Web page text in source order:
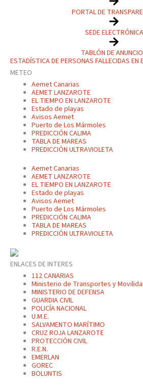
PORTAL DE
SEDE ELECTRÓNICA
TABLÓN DE
ESTADÍSTICA DE PERSONAS FALLECIDAS EN
METEO
Aemet Canarias
AEMET LANZAROTE
EL TIEMPO EN LANZAROTE
Estado de playas
Avisos Aemet
Puerto de Los Mármoles
PREDICCIÓN CALIMA
TABLA DE MAREAS
PREDICCIÓN ULTRAVIOLETA
Aemet Canarias
AEMET LANZAROTE
EL TIEMPO EN LANZAROTE
Estado de playas
Avisos Aemet
Puerto de Los Mármoles
PREDICCIÓN CALIMA
TABLA DE MAREAS
PREDICCIÓN ULTRAVIOLETA
ENLACES DE INTERES
112 CANARIAS
Ministerio de Transportes y
MINISTERIO DE DEFENSA
GUARDIA CIVIL
POLICÍA NACIONAL
U.M.E.
SALVAMENTO MARÍTIMO
CRUZ ROJA LANZAROTE
PROTECCIÓN CIVIL
R.E.N.
EMERLAN
GOREC
BOLUNTIS